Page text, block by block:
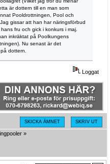
är dottern till en man som
Pooldrottningen, Pool och
gissar att han har näringsförbud
fru och gick i konkurs i maj.
inkräktat på Poolkungens
Nu senast är det
dottern.
Loggat
SKICKA ÄMNET SKRIV UT
»